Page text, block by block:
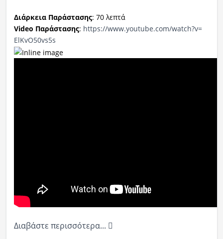
Διάρκεια Παράστασης: 70 λεπτά
Video Παράστασης: https://www.youtube.com/watch?v=
ElKvO50vs5s
Διαβάστε περισσότερα...